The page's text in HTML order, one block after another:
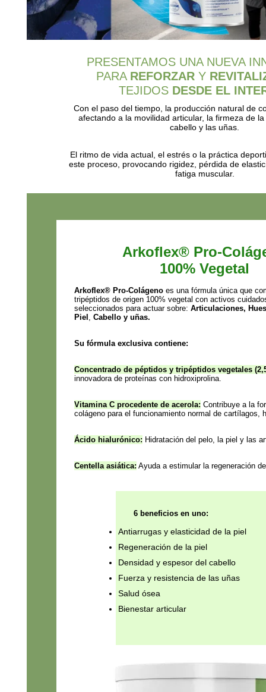
PRESENTAMOS UNA NUEVA
PARA REFORZAR Y
TEJIDOS DESDE EL
Con el paso del tiempo, la producción natural de
afectando a la movilidad articular, la firmeza de
cabello y las uñas.
El ritmo de vida actual, el estrés o la práctica
este proceso, provocando rigidez, pérdida de
fatiga muscular.
Arkoflex® Pro-
100% Vegetal
Arkoflex® Pro-Colágeno es una fórmula única que
tripéptidos de origen 100% vegetal con activos
seleccionados para actuar sobre: Articulaciones,
Piel
Cabello y uñas.
Su fórmula exclusiva contiene:
Concentrado de péptidos y tripéptidos vegetales
innovadora de proteínas con hidroxiprolina.
Vitamina C procedente de acerola: Contribuye a la
colágeno para el funcionamiento normal de cartílagos,
Ácido hialurónico: Hidratación del pelo, la piel y las
Centella asiática: Ayuda a estimular la regeneración
6 beneficios en uno:
Antiarrugas y elasticidad de la piel
Regeneración de la piel
Densidad y espesor del cabello
Fuerza y resistencia de las uñas
Salud ósea
Bienestar articular